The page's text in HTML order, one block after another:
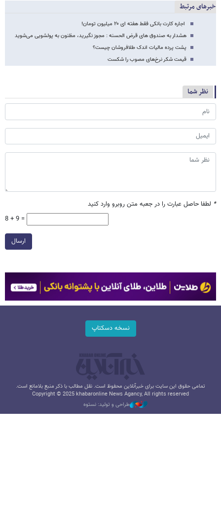
خبرهای مرتبط
اجاره کارت بانکی فقط هفته‌ ای ۲۰ میلیون تومان!
هشدار به صندوق های قرض الحسنه : مجوز نگیرید، مظنون به پولشویی می‌شوید
پشت پرده مالیات اندک طلافروشان چیست؟
قیمت شکر نرخ‌های مصوب را شکست
نظر شما
* لطفا حاصل عبارت را در جعبه متن روبرو وارد کنید
8 + 9 =
ارسال
نسخه دسکتاپ
تمامی حقوق این سایت برای خبرآنلاین محفوظ است. نقل مطالب با ذکر منبع بلامانع است.
Copyright © 2025 khabaronline News Agancy, All rights reserved
طراحی و تولید: نستوه